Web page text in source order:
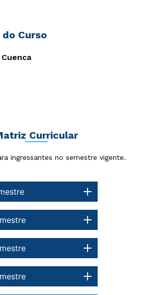
Curso
Curricular
ingressantes no semestre vigente.
fácil
com aPolítica de Privacidade.
dados sejam utilizados para o